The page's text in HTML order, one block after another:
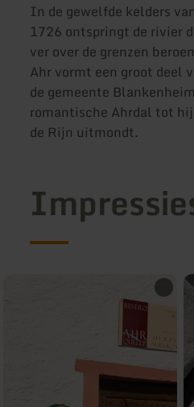
In de gewelfde kelders
1726 ontspringt de rivier
ver over de grenzen
Ahr vormt een groot deel
de gemeente
romantische Ahrdal tot
de Rijn uitmondt.